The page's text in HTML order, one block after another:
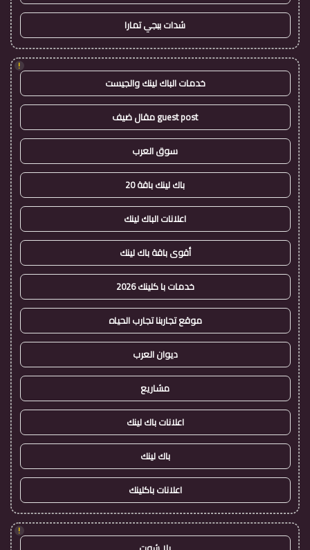
شدات ببجي تمارا
!
خدمات الباك لينك والجيست
guest post مقال ضيف
سوق العرب
باك لينك باقة 20
اعلانات الباك لينك
أقوى باقة باك لينك
خدمات با كلينك 2026
موقع تجاربنا تجارب الحياه
ديوان العرب
مشاريع
اعلانات باك لينك
باك لينك
اعلانات باكلينك
!